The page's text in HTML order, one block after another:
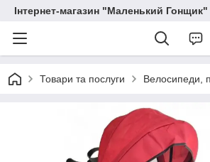
Інтернет-магазин "Маленький Гонщик"
Товари та послуги Велосипеди,